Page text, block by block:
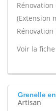
(Extension
Voir la
Grenelle
Artisan